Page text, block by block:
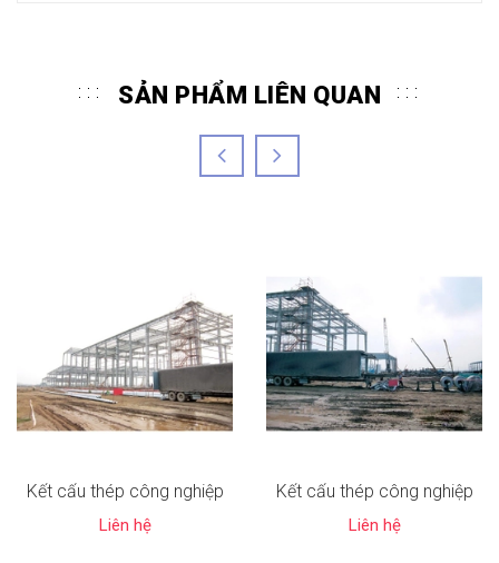
SẢN PHẨM LIÊN QUAN
Kết cấu thép công nghiệp
Liên hệ
Kết cấu thép công nghiệp
Liên hệ